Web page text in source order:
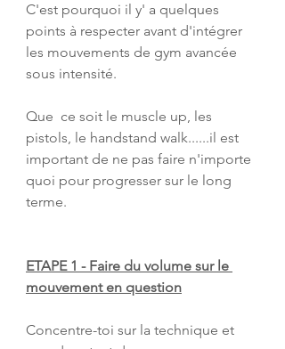
C'est pourquoi il y' a quelques
points à respecter avant d'intégrer
les mouvements de gym avancée
sous intensité.
Que  ce soit le muscle up, les
pistols, le handstand walk......il est
important de ne pas faire n'importe
quoi pour progresser sur le long
terme.
ETAPE 1 - Faire du volume sur le
mouvement en question
Concentre-toi sur la technique et